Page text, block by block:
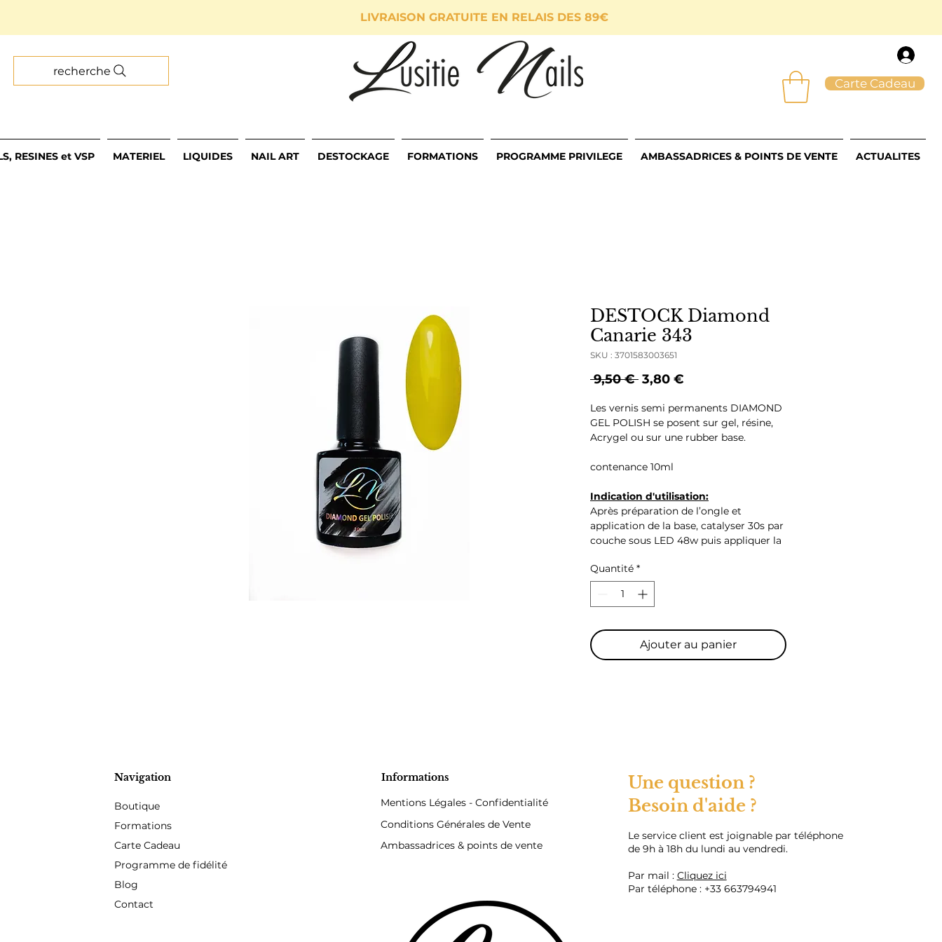
LIVRAISON GRATUITE EN RELAIS DES 89€
recherche
Carte Cadeau
RESINES et VSP MATERIEL LIQUIDES NAIL ART DESTOCKAGE FORMATIONS PROGRAMME PRIVILEGE AMBASSADRICES & POINTS DE VENTE ACTUALITES
DESTOCK Diamond
Canarie 343
SKU : 3701583003651
9,50 € Prix
3,80 €
Les vernis semi permanents DIAMOND
GEL POLISH se posent sur gel, résine,
Acrygel ou sur une rubber base.
contenance 10ml
Indication d'utilisation:
Après préparation de l’ongle et
application de la base, catalyser 30s par
couche sous LED 48w puis appliquer la
Ingrédients : (Hema & TPO Free)
ACRYLATES/CARBAMATE COPOLYMER,
TRIMETHYLBENZOYL
DITOLYLPHOSPHINE OXIDE,
DIMETHICONE, MICROCRYSTALLINE
provoquer une sensibilisation par
contact cutané.
Quantité *
Ajouter au panier
Navigation
Boutique
Formations
Carte Cadeau
Programme de fidélité
Blog
Contact
Informations
Mentions Légales - Confidentialité
Conditions Générales de Vente
Ambassadrices & points de vente
Une question ?
Besoin d'aide ?
​Le service client est joignable par téléphone
de 9h à 18h du lundi au vendredi.
Par mail : Cliquez ici
Par téléphone : +33 663794941